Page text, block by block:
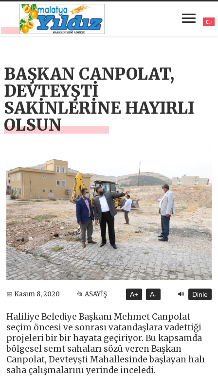
BAŞKAN CANPOLAT,
DEVTEYŞTİ
SAKİNLERİNE HAYIRLI
OLSUN
📅 Kasım 8, 2020 📂 ASAYİŞ A+ A- 🔊 Dinle
Haliliye Belediye Başkanı Mehmet Canpolat
seçim öncesi ve sonrası vatandaşlara vadettiği
projeleri bir bir hayata geçiriyor. Bu kapsamda
bölgesel semt sahaları sözü veren Başkan
Canpolat, Devteyşti Mahallesinde başlayan halı
saha çalışmalarını yerinde inceledi.